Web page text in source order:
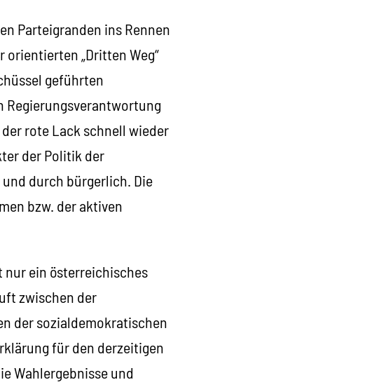
Parteigranden ins Rennen
„Dritten Weg“
geführten
Regierungsverantwortung
rote Lack schnell wieder
der Politik der
durch bürgerlich. Die
bzw. der aktiven
nur ein österreichisches
zwischen der
der sozialdemokratischen
für den derzeitigen
Wahlergebnisse und